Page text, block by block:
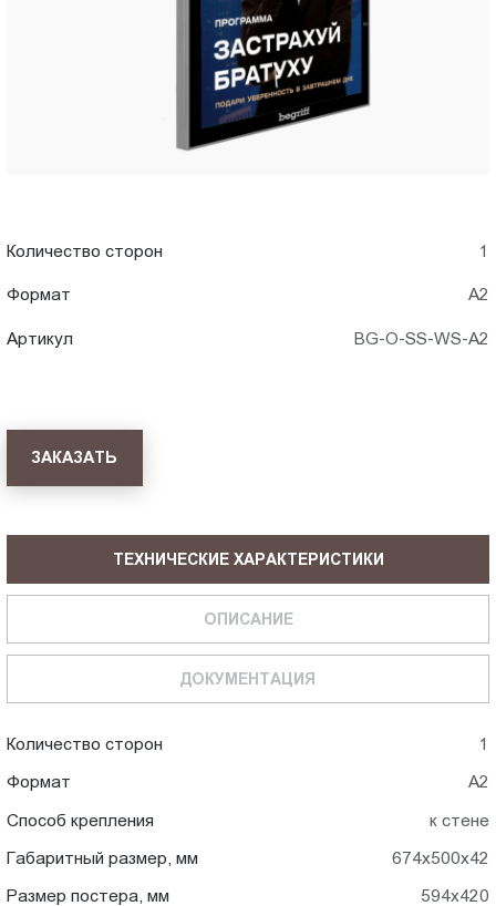
Количество сторон 1
Формат A2
Артикул BG-O-SS-WS-A2
ЗАКАЗАТЬ
ТЕХНИЧЕСКИЕ ХАРАКТЕРИСТИКИ
ОПИСАНИЕ
ДОКУМЕНТАЦИЯ
Количество сторон 1
Формат A2
Способ крепления к стене
Габаритный размер, мм 674x500x42
Размер постера, мм 594x420